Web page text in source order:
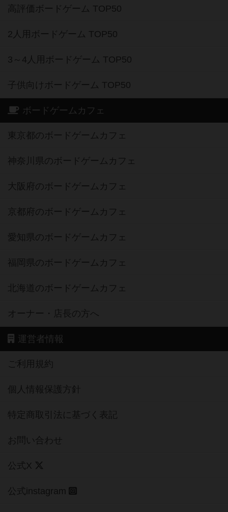
高評価ボードゲーム TOP50
2人用ボードゲーム TOP50
3～4人用ボードゲーム TOP50
子供向けボードゲーム TOP50
ボードゲームカフェ
東京都のボードゲームカフェ
神奈川県のボードゲームカフェ
大阪府のボードゲームカフェ
京都府のボードゲームカフェ
愛知県のボードゲームカフェ
福岡県のボードゲームカフェ
北海道のボードゲームカフェ
オーナー・店長の方へ
運営者情報
ご利用規約
個人情報保護方針
特定商取引法に基づく表記
お問い合わせ
公式X
公式instagram